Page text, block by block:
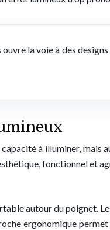
la voie à des
à illuminer,
fonctionnel et
autour du poignet.
ergonomique